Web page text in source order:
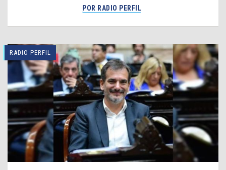
POR RADIO PERFIL
RADIO PERFIL